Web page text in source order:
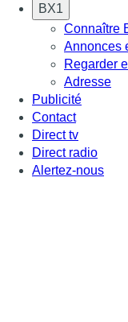
BX1
Connaître
Annonces
Regarder
Adresse
Publicité
Contact
Direct tv
Direct radio
Alertez-nous